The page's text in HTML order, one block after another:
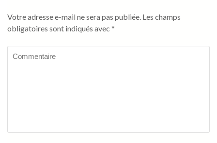
Votre adresse e-mail ne sera pas publiée. Les champs
obligatoires sont indiqués avec *